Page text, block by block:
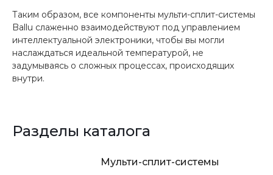
Таким образом, все компоненты мульти-сплит-системы
Ballu слаженно взаимодействуют под управлением
интеллектуальной электроники, чтобы вы могли
наслаждаться идеальной температурой, не
задумываясь о сложных процессах, происходящих
внутри.
Разделы каталога
Мульти-сплит-системы